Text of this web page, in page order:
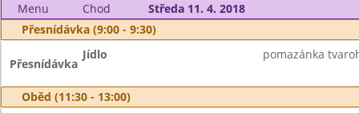
Menu Chod
Středa 11. 4. 2018
Přesnídávka (9:00 - 9:30)
Přesnídávka
Jídlo pomazánka
Oběd (11:30 - 13:00)